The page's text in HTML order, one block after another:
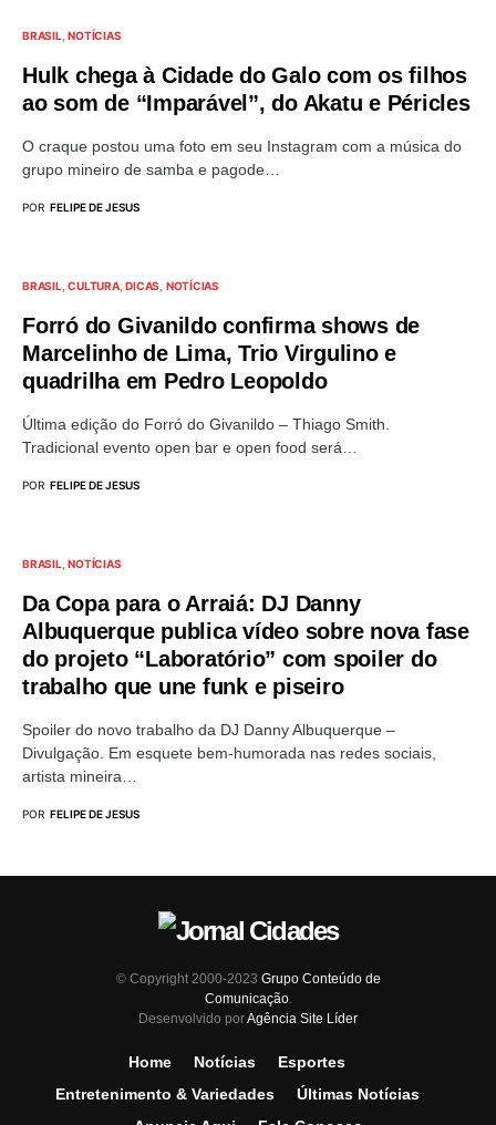
BRASIL NOTÍCIAS
Hulk chega à Cidade do Galo com os filhos
ao som de “Imparável”, do Akatu e Péricles
O craque postou uma foto em seu Instagram com a música do
grupo mineiro de samba e pagode…
POR FELIPE DE JESUS
BRASIL CULTURA DICAS NOTÍCIAS
Forró do Givanildo confirma shows de
Marcelinho de Lima, Trio Virgulino e
quadrilha em Pedro Leopoldo
Última edição do Forró do Givanildo – Thiago Smith.
Tradicional evento open bar e open food será…
POR FELIPE DE JESUS
BRASIL NOTÍCIAS
Da Copa para o Arraiá: DJ Danny
Albuquerque publica vídeo sobre nova fase
do projeto “Laboratório” com spoiler do
trabalho que une funk e piseiro
Spoiler do novo trabalho da DJ Danny Albuquerque –
Divulgação. Em esquete bem-humorada nas redes sociais,
artista mineira…
POR FELIPE DE JESUS
© Copyright 2000-2023 Grupo Conteúdo de
Comunicação.
Desenvolvido porAgência Site Líder
Home Notícias
Esportes
Entretenimento & Variedades
Últimas Notícias